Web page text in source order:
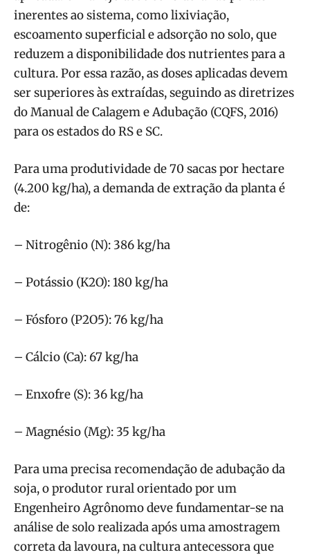
inerentes ao sistema, como lixiviação,
escoamento superficial e adsorção no solo, que
reduzem a disponibilidade dos nutrientes para a
cultura. Por essa razão, as doses aplicadas devem
ser superiores às extraídas, seguindo as diretrizes
do Manual de Calagem e Adubação (CQFS, 2016)
para os estados do RS e SC.
Para uma produtividade de 70 sacas por hectare
(4.200 kg/ha), a demanda de extração da planta é
de:
– Nitrogênio (N): 386 kg/ha
– Potássio (K2O): 180 kg/ha
– Fósforo (P2O5): 76 kg/ha
– Cálcio (Ca): 67 kg/ha
– Enxofre (S): 36 kg/ha
– Magnésio (Mg): 35 kg/ha
Para uma precisa recomendação de adubação da
soja, o produtor rural orientado por um
Engenheiro Agrônomo deve fundamentar-se na
análise de solo realizada após uma amostragem
correta da lavoura, na cultura antecessora que